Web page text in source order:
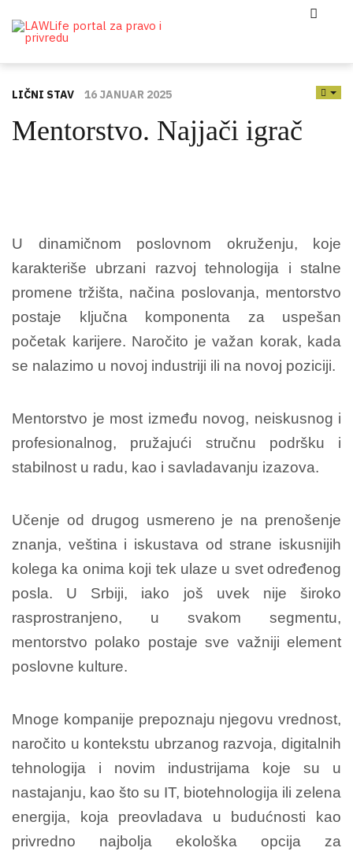
LIČNI STAV 16 JANUAR 2025
Mentorstvo. Najjači igrač
U dinamičnom poslovnom okruženju, koje
karakteriše ubrzani razvoj tehnologija i stalne
promene tržišta, načina poslovanja, mentorstvo
postaje ključna komponenta za uspešan
početak karijere. Naročito je važan korak, kada
se nalazimo u novoj industriji ili na novoj poziciji.
Mentorstvo je most između novog, neiskusnog i
profesionalnog, pružajući stručnu podršku i
stabilnost u radu, kao i savladavanju izazova.
Učenje od drugog usmereno je na prenošenje
znanja, veština i iskustava od strane iskusnijih
kolega ka onima koji tek ulaze u svet određenog
posla. U Srbiji, iako još uvek nije široko
rasprostranjeno, u svakom segmentu,
mentorstvo polako postaje sve važniji element
poslovne kulture.
Mnoge kompanije prepoznaju njegovu vrednost,
naročito u kontekstu ubrzanog razvoja, digitalnih
tehnologija i novim industrijama koje su u
nastajanju, kao što su IT, biotehnologija ili zelena
energija, koja preovladava u budućnosti kao
privredno najbolja ekološka opcija za